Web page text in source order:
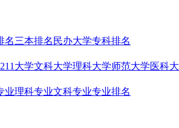
名三本排名 民办大学专科排名
211大学文科大学理科大学师范大学医科
业理科专业文科专业专业排名